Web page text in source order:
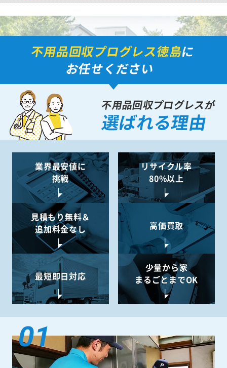
不用品回収プログレス徳島に
お任せください
不用品回収プログレスが
選ばれる理由
業界最安値に
挑戦
リサイクル率
80%以上
見積もり無料＆
追加料金なし
高価買取
最短即日対応
少量から家
まるごとまでOK